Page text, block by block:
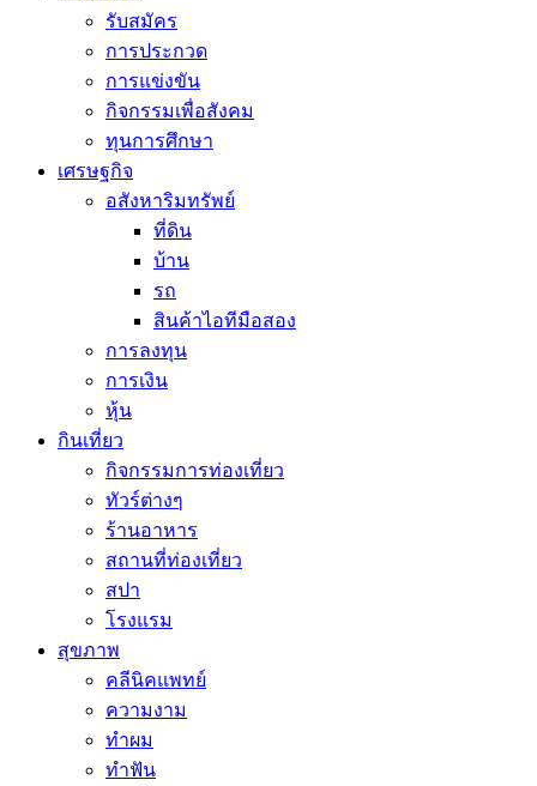
รับสมัคร
การประกวด
การแข่งขัน
กิจกรรมเพื่อสังคม
ทุนการศึกษา
เศรษฐกิจ
อสังหาริมทรัพย์
ที่ดิน
บ้าน
รถ
สินค้าไอทีมือสอง
การลงทุน
การเงิน
หุ้น
กินเที่ยว
กิจกรรมการท่องเที่ยว
ทัวร์ต่างๆ
ร้านอาหาร
สถานที่ท่องเที่ยว
สปา
โรงแรม
สุขภาพ
คลีนิคแพทย์
ความงาม
ทำผม
ทำฟัน